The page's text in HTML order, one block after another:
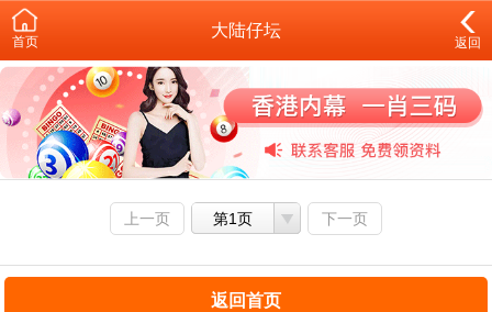
首页
大陆仔坛
返回
上一页 第1页 下一页
返回首页